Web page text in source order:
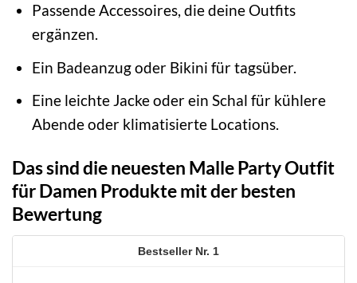
Passende Accessoires, die deine Outfits
ergänzen.
Ein Badeanzug oder Bikini für tagsüber.
Eine leichte Jacke oder ein Schal für kühlere
Abende oder klimatisierte Locations.
Das sind die neuesten Malle Party Outfit
für Damen Produkte mit der besten
Bewertung
1